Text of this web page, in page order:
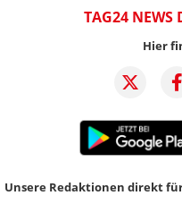
TAG24
Hier
Unsere Redaktionen direkt